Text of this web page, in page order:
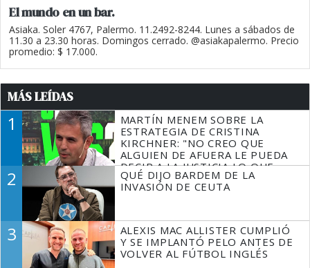
El mundo en un bar.
Asiaka. Soler 4767, Palermo. 11.2492-8244. Lunes a sábados de
11.30 a 23.30 horas. Domingos cerrado. @asiakapalermo. Precio
promedio: $ 17.000.
MÁS LEÍDAS
1
MARTÍN MENEM SOBRE LA
ESTRATEGIA DE CRISTINA
KIRCHNER: "NO CREO QUE
ALGUIEN DE AFUERA LE PUEDA
DECIR A LA JUSTICIA LO QUE
TIENE QUE HACER"
2
QUÉ DIJO BARDEM DE LA
INVASIÓN DE CEUTA
3
ALEXIS MAC ALLISTER CUMPLIÓ
Y SE IMPLANTÓ PELO ANTES DE
VOLVER AL FÚTBOL INGLÉS